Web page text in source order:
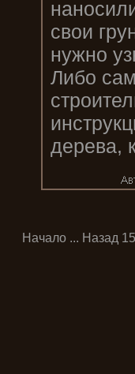
свои
нужно
Либо
дерева,
Начало ... Назад